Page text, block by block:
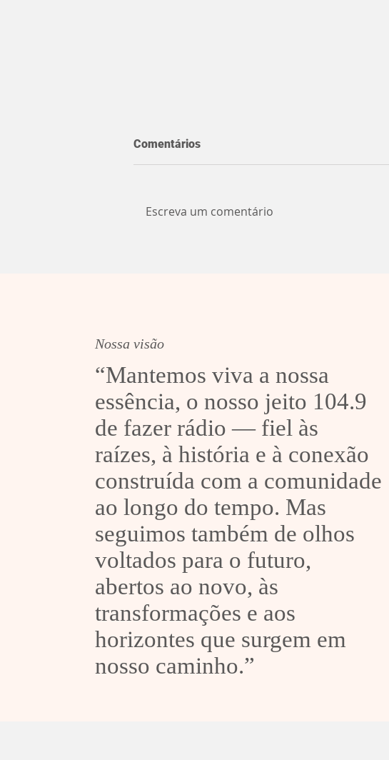
Comentários
Escreva um comentário
Nossa visão
“Mantemos viva a nossa
essência, o nosso jeito 104.9
de fazer rádio — fiel às
raízes, à história e à conexão
construída com a comunidade
ao longo do tempo. Mas
seguimos também de olhos
voltados para o futuro,
abertos ao novo, às
transformações e aos
horizontes que surgem em
nosso caminho.”